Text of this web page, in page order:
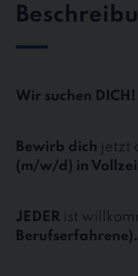
Wir suchen DICH!
Bewirb dich jetzt
(m/w/d) in
JEDER ist
Berufserfahrene).